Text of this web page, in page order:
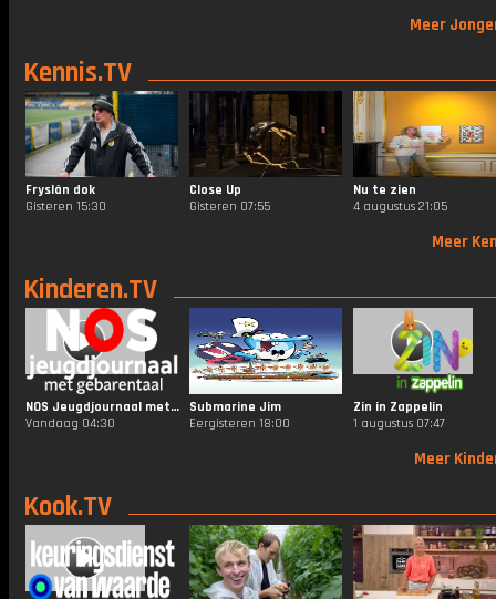
Meer
Kennis.TV
Fryslân dok
Gisteren 15:30
Close Up
Gisteren 07:55
Nu te zien
4 augustus 21:05
Meer
Kinderen.TV
NOS Jeugdjournaal met Gebarentaal
Vandaag 04:30
Submarine Jim
Eergisteren 18:00
Zin in Zappelin
1 augustus 07:47
Meer
Kook.TV